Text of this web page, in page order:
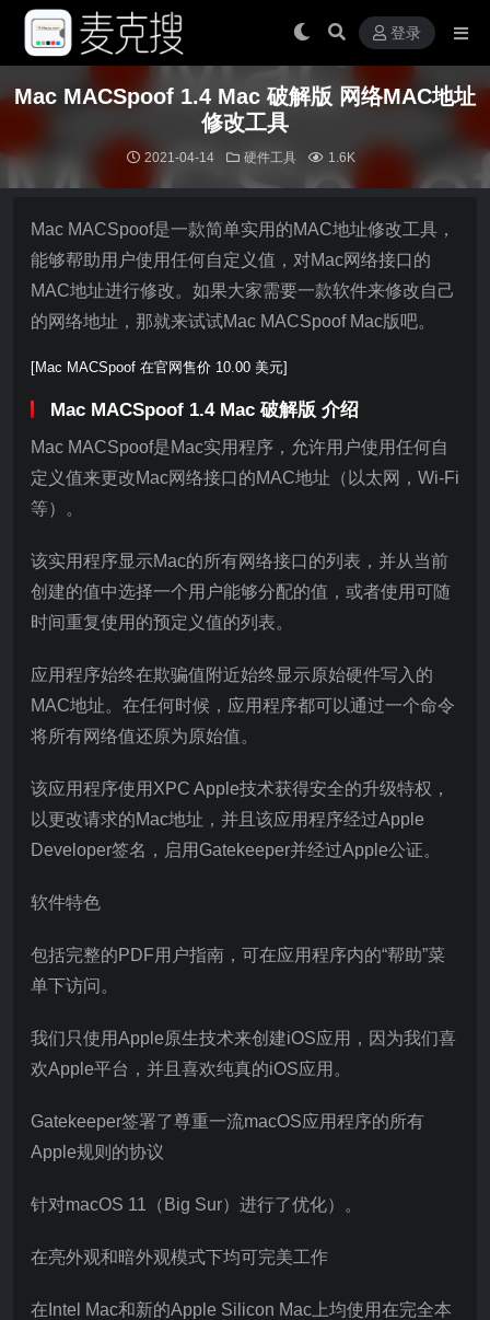
登录
Mac MACSpoof 1.4 Mac 破解版 网络MAC地址
修改工具
2021-04-14 硬件工具 1.6K
Mac MACSpoof是一款简单实用的MAC地址修改工具，
能够帮助用户使用任何自定义值，对Mac网络接口的
MAC地址进行修改。如果大家需要一款软件来修改自己
的网络地址，那就来试试Mac MACSpoof Mac版吧。
[Mac MACSpoof 在官网售价 10.00 美元]
Mac MACSpoof 1.4 Mac 破解版 介绍
Mac MACSpoof是Mac实用程序，允许用户使用任何自
定义值来更改Mac网络接口的MAC地址（以太网，Wi-Fi
等）。
该实用程序显示Mac的所有网络接口的列表，并从当前
创建的值中选择一个用户能够分配的值，或者使用可随
时间重复使用的预定义值的列表。
应用程序始终在欺骗值附近始终显示原始硬件写入的
MAC地址。在任何时候，应用程序都可以通过一个命令
将所有网络值还原为原始值。
该应用程序使用XPC Apple技术获得安全的升级特权，
以更改请求的Mac地址，并且该应用程序经过Apple
Developer签名，启用Gatekeeper并经过Apple公证。
软件特色
包括完整的PDF用户指南，可在应用程序内的“帮助”菜
单下访问。
我们只使用Apple原生技术来创建iOS应用，因为我们喜
欢Apple平台，并且喜欢纯真的iOS应用。
Gatekeeper签署了尊重一流macOS应用程序的所有
Apple规则的协议
针对macOS 11（Big Sur）进行了优化）。
在亮外观和暗外观模式下均可完美工作
在Intel Mac和新的Apple Silicon Mac上均使用在完全本